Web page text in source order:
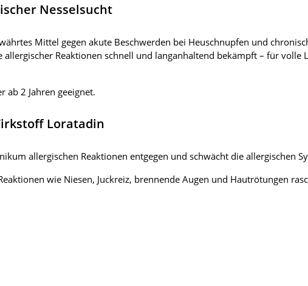
Nesselsucht
Mittel gegen akute Beschwerden bei Heuschnupfen und
Reaktionen schnell und langanhaltend bekämpft – für volle
2 Jahren geeignet.
Loratadin
allergischen Reaktionen entgegen und schwächt die allergischen
wie Niesen, Juckreiz, brennende Augen und Hautrötungen